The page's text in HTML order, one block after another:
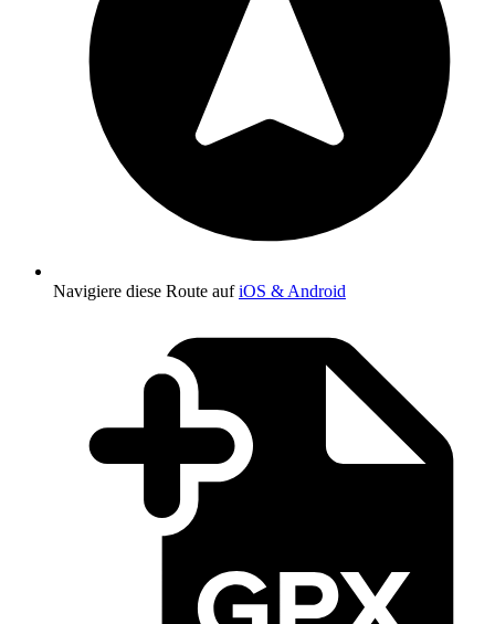
Navigiere diese Route aufiOS & Android